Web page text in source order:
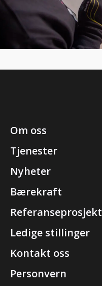
Om oss
Tjenester
Nyheter
Bærekraft
Referanseprosjekt
Ledige stillinger
Kontakt oss
Personvern